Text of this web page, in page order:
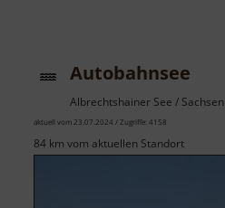
Autobahnsee
Albrechtshainer See / Sachsen
aktuell vom 23.07.2024 / Zugriffe: 4158
84 km vom aktuellen Standort